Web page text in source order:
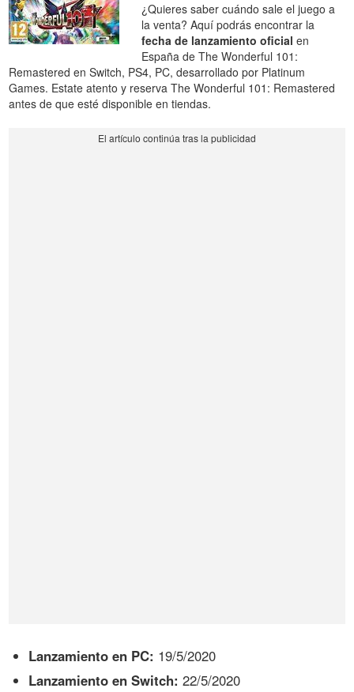
¿Quieres saber cuándo sale el juego a
la venta? Aquí podrás encontrar la
fecha de lanzamiento oficial en
España de The Wonderful 101:
Remastered en Switch, PS4, PC, desarrollado por Platinum
Games. Estate atento y reserva The Wonderful 101: Remastered
antes de que esté disponible en tiendas.
Lanzamiento en PC: 19/5/2020
Lanzamiento en Switch: 22/5/2020